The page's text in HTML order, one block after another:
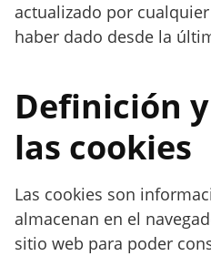
actualizado por
haber dado desde la
Definición
las cookies
Las cookies son
almacenan en el
sitio web para poder